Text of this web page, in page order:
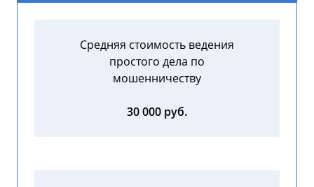
Средняя стоимость ведения
простого дела по
мошенничеству
30 000 руб.